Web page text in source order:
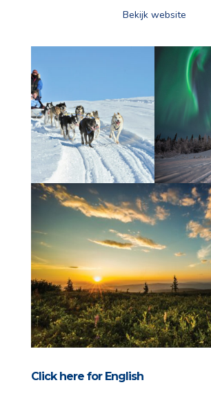
Bekijk website
Click here for English